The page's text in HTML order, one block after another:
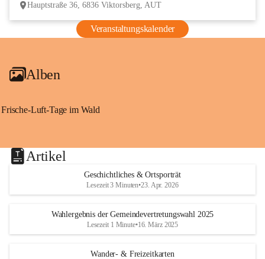
Hauptstraße 36, 6836 Viktorsberg, AUT
Veranstaltungskalender
Alben
Frische-Luft-Tage im Wald
Artikel
Geschichtliches & Ortsporträt
Lesezeit 3 Minuten•23. Apr. 2026
Wahlergebnis der Gemeindevertretungswahl 2025
Lesezeit 1 Minute•16. März 2025
Wander- & Freizeitkarten